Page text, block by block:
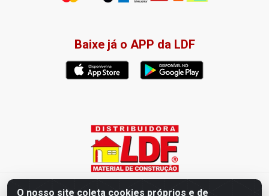
O nosso site coleta cookies próprios e de
Baixe já o APP da LDF
Distribuidora LDF - Av. Presidente Tancredo Neves, 203 – Bairro